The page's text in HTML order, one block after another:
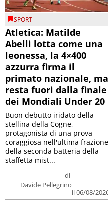
SPORT
Atletica: Matilde
Abelli lotta come una
leonessa, la 4×400
azzurra firma il
primato nazionale, ma
resta fuori dalla finale
dei Mondiali Under 20
di
Davide Pellegrino
il 06/08/
Buon debutto iridato della
stellina della Cogne,
protagonista di una prova
coraggiosa nell'ultima frazione
della seconda batteria della
staffetta mist...